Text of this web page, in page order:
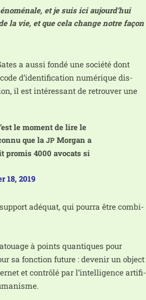
et je suis ici aujourd’­hui
la vie, et que cela change notre façon
a aus­si fon­dé une socié­té dont
d’identification numé­rique dis­
il est inté­res­sant de retrou­ver une
le moment de lire le
que laJP Morgan a
pro­mis 4000 avo­cats si
18, 2019
adé­quat, qui pour­ra être com­bi­
à points quan­tiques pour
sa fonc­tion future : deve­nir un object
et contrô­lé par l’intelligence arti­fi­